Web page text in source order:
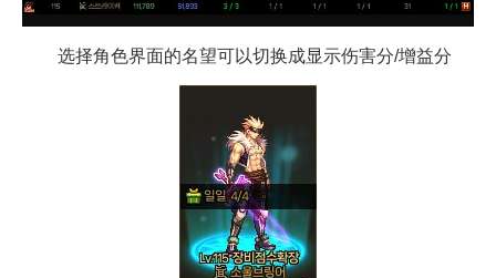
选择角色界面的名望可以切换成显示伤害分/增益分